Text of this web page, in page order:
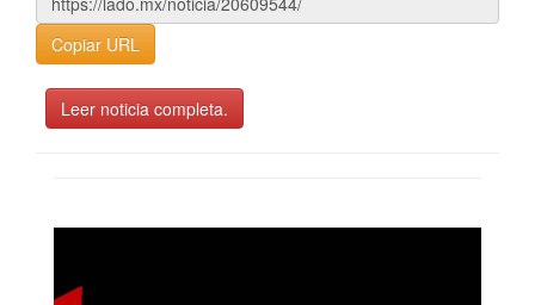
Copiar URL
Leer noticia completa.